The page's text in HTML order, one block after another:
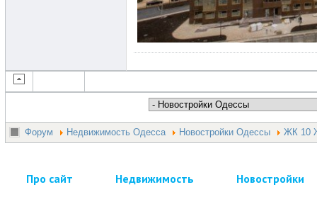
Форум Недвижимость Одесса Новостройки Одессы ЖК 10
Про сайт Недвижимость Новостройки